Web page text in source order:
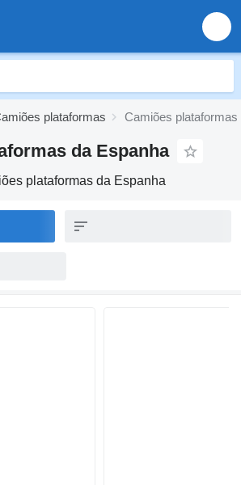
plataformas Camiões plataformas
da Espanha
plataformas da Espanha